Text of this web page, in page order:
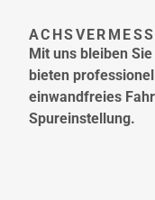
Mit uns bleiben
bieten
einwandfreies
Spureinstellung.